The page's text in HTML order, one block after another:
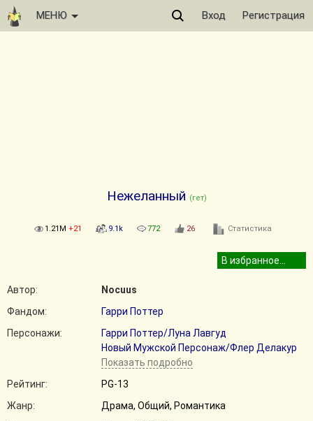
МЕНЮ Вход Регистрация
Нежеланный (гет)
1.21M +21 9.1k 772 26 Статистика
Автор:
Nocuus
Фандом:
Гарри Поттер
Персонажи:
Гарри Поттер/Луна Лавгуд
Новый Мужской Персонаж/Флер Делакур
Показать подробно
Рейтинг:
PG-13
Жанр:
Драма, Общий, Романтика